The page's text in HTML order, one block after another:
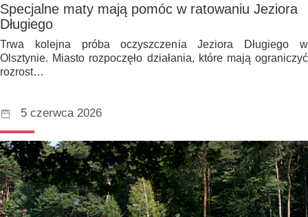
Specjalne maty mają pomóc w ratowaniu Jeziora
Długiego
Trwa kolejna próba oczyszczenia Jeziora Długiego w
Olsztynie. Miasto rozpoczęło działania, które mają ograniczyć
rozrost…
5 czerwca 2026